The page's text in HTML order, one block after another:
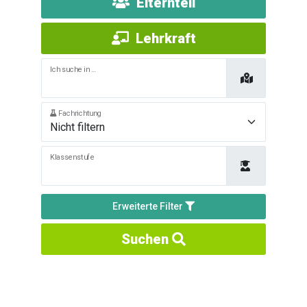
Lehrkraft
Ich suche in …
Fachrichtung
Klassenstufe
Erweiterte Filter
Suchen